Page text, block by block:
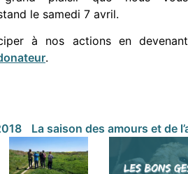
le samedi 7 avril.
à nos actions en devenant
.
La saison des amours et de